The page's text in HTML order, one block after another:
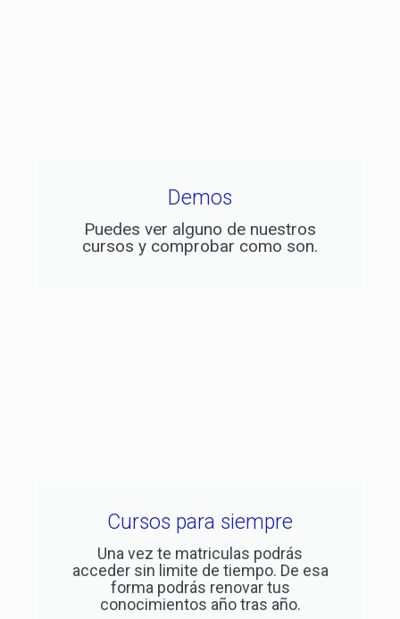
Demos
Puedes ver alguno de nuestros
cursos y comprobar como son.
Cursos para siempre
Una vez te matriculas podrás
acceder sin limite de tiempo. De esa
forma podrás renovar tus
conocimientos año tras año.